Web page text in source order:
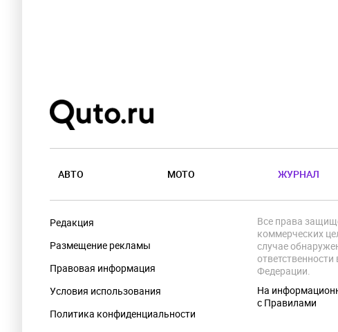
АВТО МОТО ЖУРНАЛ
Редакция
Размещение рекламы
Правовая информация
Условия использования
Политика конфиденциальности
Все права
коммерческих
случае
Федерации.
На
с Правилами